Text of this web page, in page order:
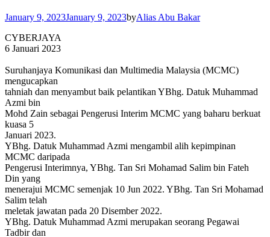
January 9, 2023January 9, 2023byAlias Abu Bakar
CYBERJAYA
6 Januari 2023
Suruhanjaya Komunikasi dan Multimedia Malaysia (MCMC)
mengucapkan
tahniah dan menyambut baik pelantikan YBhg. Datuk Muhammad
Azmi bin
Mohd Zain sebagai Pengerusi Interim MCMC yang baharu berkuat
kuasa 5
Januari 2023.
YBhg. Datuk Muhammad Azmi mengambil alih kepimpinan
MCMC daripada
Pengerusi Interimnya, YBhg. Tan Sri Mohamad Salim bin Fateh
Din yang
menerajui MCMC semenjak 10 Jun 2022. YBhg. Tan Sri Mohamad
Salim telah
meletak jawatan pada 20 Disember 2022.
YBhg. Datuk Muhammad Azmi merupakan seorang Pegawai
Tadbir dan